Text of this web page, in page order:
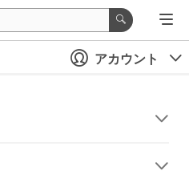
アカウント